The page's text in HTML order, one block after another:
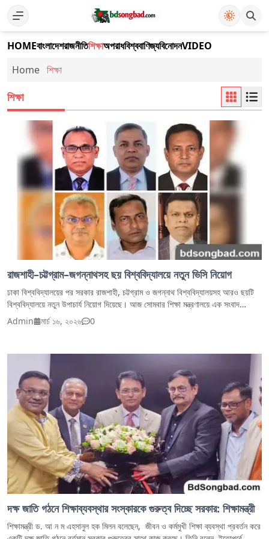
HOMEবাংলাদেশরাজনীতিশিক্ষাঅপরাধবিশ্ববাণিজ্যবিনোদনVIDEO
Home শিক্ষা
শিক্ষা
রাজশাহী–চট্টগ্রাম–জগন্নাথসহ ছয় বিশ্ববিদ্যালয়ে নতুন ভিসি নিয়োগ
ঢাকা বিশ্ববিদ্যালয়ের পর সরকার রাজশাহী, চট্টগ্রাম ও জগন্নাথ বিশ্ববিদ্যালয়সহ আরও ছয়টি
বিশ্ববিদ্যালয়ে নতুন উপাচার্য নিয়োগ দিয়েছে। আজ সোমবার শিক্ষা মন্ত্রণালয়ে এক সংবাদ
সম্মেলনে এ তথ্য জানান শিক্ষা এবং প্রাথমিক ও গণশিক্ষামন্ত্রী আ ন ম এহছানুল হক মিলন। নতুন
উপাচার্যদের মধ্যে রাজশাহী বিশ্ববিদ্যালয়ের দায়িত্ব পেয়েছেন অধ্যাপক মো. ফরিদুল ইসলাম।
ইসলামিক স্টাডিজ বিভাগের চেয়ারম্যান ও শিক্ষক সমিতির সভাপতি। এছাড়া বাংলাদেশ উন্মুক্ত
বিশ্ববিদ্যালয়ের নতুন উপাচার্য হলেন অধ্যাপক ছিদ্দিকুর রহমান খান, জাতীয় বিশ্ববিদ্যালয়ের সহ–
উপাচার্য অধ্যাপক মো. নুরুল ইসলামকে দেওয়া হয়েছে সেন্ট্রাল বিশ্ববিদ্যালয়ের উপাচার্য হিসেবে।
খুলনা প্রকৌশল ও প্রযুক্তি বিশ্ববিদ্যালয় (কুয়েট)-এ নতুন উপাচার্য হলেন অধ্যাপক মো.
মাসউদ, এবং চট্টগ্রাম বিশ্ববিদ্যালয়ের ভিসি হিসেবে দায়িত্ব পেয়েছেন অধ্যাপক মো. আল
ফোরকান। শিক্ষামন্ত্রী আরও জানান, শিগগিরই এ সংক্রান্ত আনুষ্ঠানিক প্রজ্ঞাপন জারি করা
হবে।
Admin মার্চ ১৬, ২০২৬ 0
দক্ষ জাতি গঠনে শিক্ষাব্যবস্থার সংস্কারকে গুরুত্ব দিচ্ছে সরকার: শিক্ষামন্ত্রী
শিক্ষামন্ত্রী ড. আ ন ম এহসানুল হক মিলন বলেছেন, জীবন ও কর্মমুখী শিক্ষা ব্যবস্থা প্রবর্তন করে